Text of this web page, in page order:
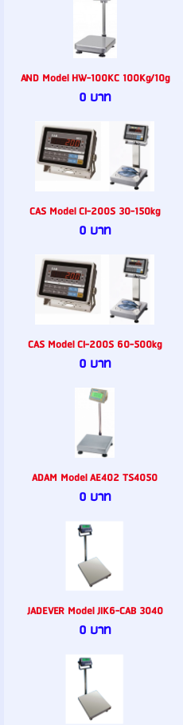
AND Model HW-100KC 100Kg/10g
0 บาท
CAS Model CI-200S 30-150kg
0 บาท
CAS Model CI-200S 60-500kg
0 บาท
ADAM Model AE402 TS4050
0 บาท
JADEVER Model JIK6-CAB 3040
0 บาท